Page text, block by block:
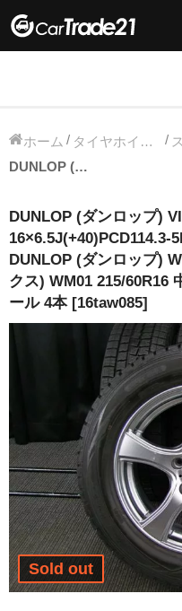
冬タイヤホイール
13インチ：冬タイヤホ
14インチ：冬タイヤホ
15インチ：冬タイヤホ
16インチ：冬タイヤホ
17インチ：冬タイヤホ
18インチ：冬タイヤホ
19インチ：冬タイヤホ
20インチ：冬タイヤホ
夏タイヤホイール
ホーム タイヤホイールセット
DUNLOP (ダンロップ) VIOLENTO (ヴィオレント) IS 16×6.5J(+40)PCD114.3-5H リメイク ダークシルバー DUNLOP (ダンロップ) WINTER MAXX (ウインターマックス) WM01 215/60R16 中古 スタッドレス タイヤホイール 4本 [16taw085]
DUNLOP (ダンロップ)
16×6.5J(+40)PCD114.3-
DUNLOP (ダンロップ)
クス) WM01 215/60R16
ール 4本 [16taw085]
Sold out